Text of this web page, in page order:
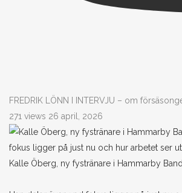
FREDRIK LÖNN I INTERVJU – om
271 views 26 april, 2026
Kalle Öberg, ny fystränare i Hammarby